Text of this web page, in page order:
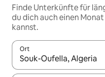
Finde Unterkünfte für
du dich auch einen
kannst.
Ort
Wenn Ergebnisse